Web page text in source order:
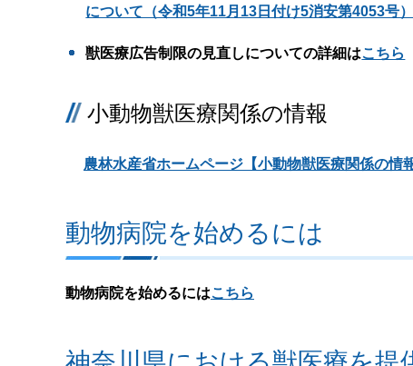
について（令和5年11月13日付け5消安第4053号）
獣医療広告制限の見直しについての詳細はこちら
小動物獣医療関係の情報
農林水産省ホームページ【小動物獣医療関係の情報
動物病院を始めるには
動物病院を始めるにはこちら